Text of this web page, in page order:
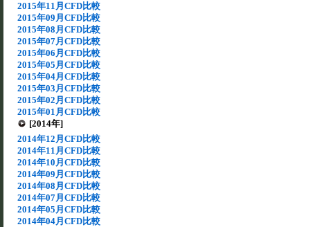
2015年11月CFD比較
2015年09月CFD比較
2015年08月CFD比較
2015年07月CFD比較
2015年06月CFD比較
2015年05月CFD比較
2015年04月CFD比較
2015年03月CFD比較
2015年02月CFD比較
2015年01月CFD比較
[2014年]
2014年12月CFD比較
2014年11月CFD比較
2014年10月CFD比較
2014年09月CFD比較
2014年08月CFD比較
2014年07月CFD比較
2014年05月CFD比較
2014年04月CFD比較